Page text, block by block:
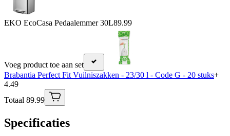
EKO EcoCasa Pedaalemmer 30L89.99
Voeg product toe aan set
Brabantia Perfect Fit Vuilniszakken - 23/30 l - Code G - 20 stuks+
4.49
Totaal 89.99
Specificaties